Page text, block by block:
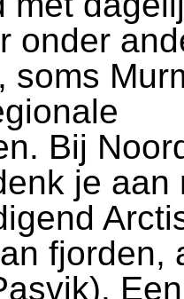
onder
soms
Bij
je aan
fjorden,
Een